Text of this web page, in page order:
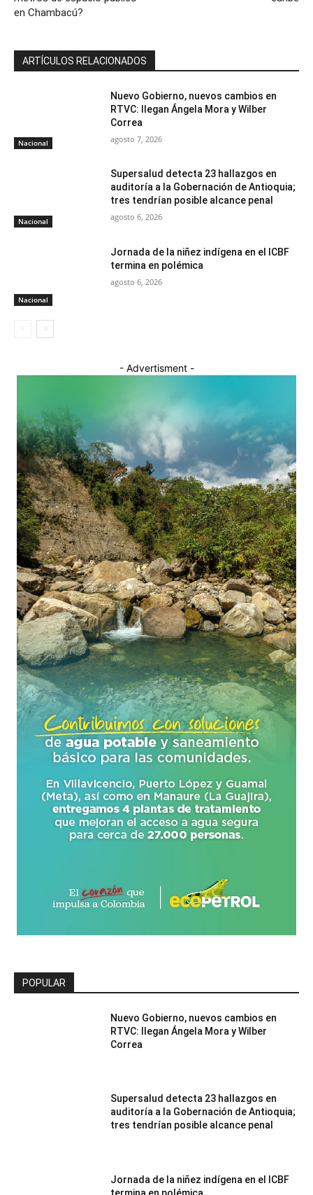
en Chambacú?
ARTÍCULOS RELACIONADOS
Nacional
Nuevo Gobierno, nuevos cambios en
RTVC: llegan Ángela Mora y Wilber
Correa
agosto 7, 2026
Nacional
Supersalud detecta 23 hallazgos en
auditoría a la Gobernación de Antioquia;
tres tendrían posible alcance penal
agosto 6, 2026
Nacional
Jornada de la niñez indígena en el ICBF
termina en polémica
agosto 6, 2026
- Advertisment -
POPULAR
Nuevo Gobierno, nuevos cambios en
RTVC: llegan Ángela Mora y Wilber
Correa
Supersalud detecta 23 hallazgos en
auditoría a la Gobernación de Antioquia;
tres tendrían posible alcance penal
Jornada de la niñez indígena en el ICBF